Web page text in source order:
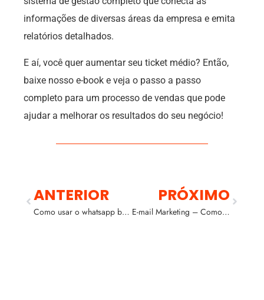
informações de diversas áreas da empresa e emita
relatórios detalhados.
E aí, você quer aumentar seu ticket médio? Então,
baixe nosso e-book e veja o passo a passo
completo para um processo de vendas que pode
ajudar a melhorar os resultados do seu negócio!
ANTERIOR
Como usar o whatsapp business? Confira 4 dicas para vender mais
PRÓXIMO
E-mail Marketing – Como construir uma campanha de Sucesso